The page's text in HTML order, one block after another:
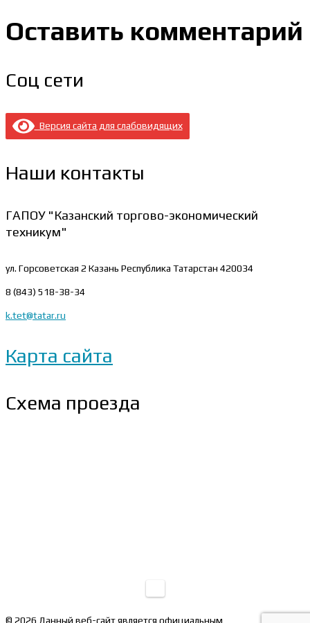
Оставить комментарий
Соц сети
Версия сайта для слабовидящих
Наши контакты
ГАПОУ "Казанский торгово-экономический
техникум"
ул. Горсоветская 2 Казань Республика Татарстан 420034
8 (843) 518-38-34
k.tet@tatar.ru
Карта сайта
Схема проезда
© 2026 Данный веб-сайт является официальным